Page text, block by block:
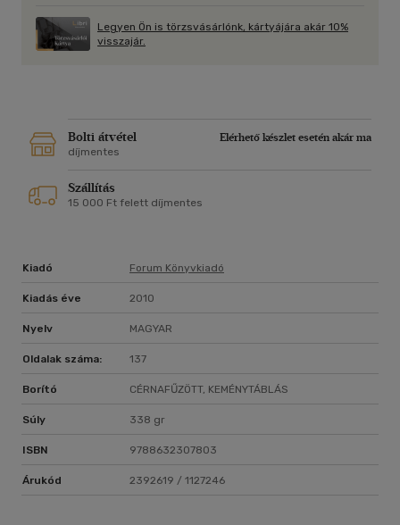
Legyen Ön is törzsvásárlónk, kártyájára akár 10%
visszajár.
Bolti átvétel
Elérhető készlet esetén akár ma
díjmentes
Szállítás
15 000 Ft felett díjmentes
Kiadó Forum Könyvkiadó
Kiadás éve 2010
Nyelv MAGYAR
Oldalak száma: 137
Borító CÉRNAFŰZÖTT, KEMÉNYTÁBLÁS
Súly 338 gr
ISBN 9788632307803
Árukód 2392619 / 1127246